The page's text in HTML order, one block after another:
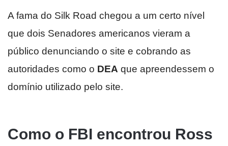
A fama do Silk Road chegou a um certo nível
que dois Senadores americanos vieram a
público denunciando o site e cobrando as
autoridades como o DEA que apreendessem o
domínio utilizado pelo site.
Como o FBI encontrou Ross